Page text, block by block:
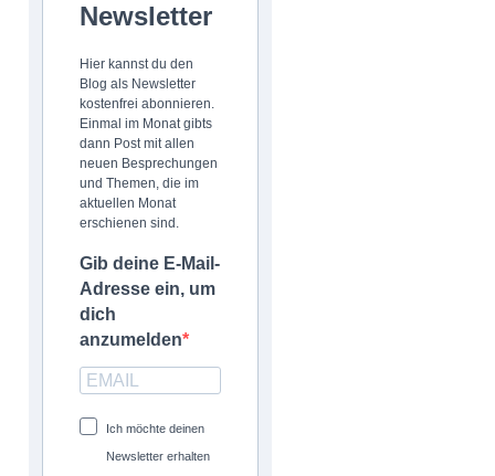
Newsletter
Hier kannst du den
Blog als Newsletter
kostenfrei abonnieren.
Einmal im Monat gibts
dann Post mit allen
neuen Besprechungen
und Themen, die im
aktuellen Monat
erschienen sind.
Gib deine E-Mail-
Adresse ein, um
dich
anzumelden
Ich möchte deinen
Newsletter erhalten